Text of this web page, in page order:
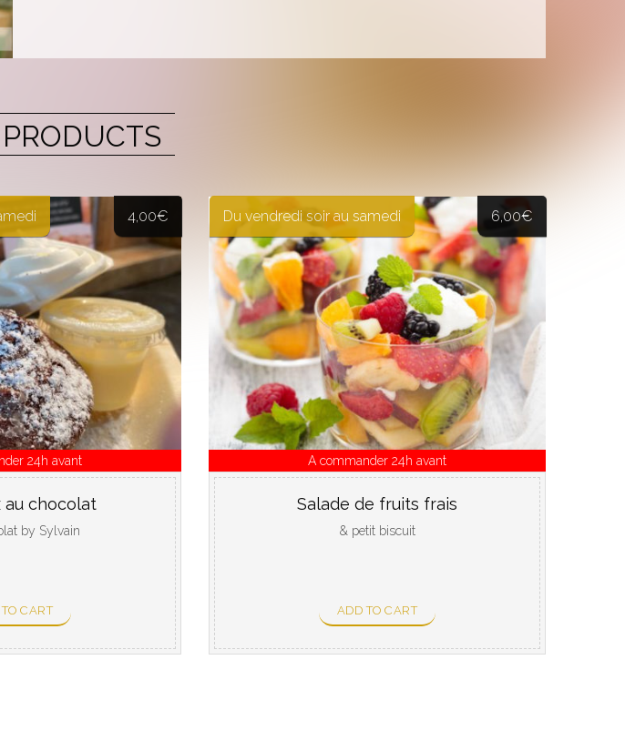
24h avant
4,00€
au chocolat
by Sylvain
CART
A commander 24h avant
Du vendredi soir au samedi 6,00€
Salade de fruits frais
& petit biscuit
ADD TO CART